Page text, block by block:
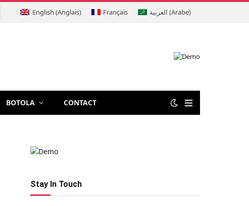
English (Anglais) Français العربية (Arabe)
BOTOLA CONTACT
Stay In Touch